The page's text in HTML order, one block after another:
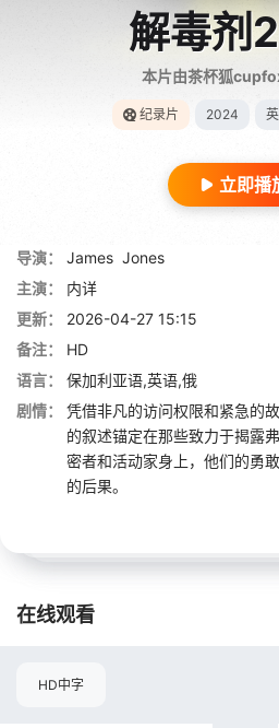
解毒剂
本片由茶杯狐
纪录片 2024
立即播
导演： James Jones
主演：
内详
更新：
2026-04-27 15:15
备注：
HD
语言：
保加利亚语,英语,俄
剧情：
凭借非凡的访问权限和紧急的
的叙述锚定在那些致力于揭露
密者和活动家身上，他们的勇
的后果。
在线观看
HD中字